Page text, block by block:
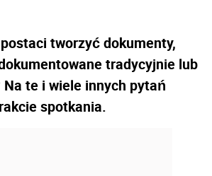
tworzyć dokumenty,
tradycyjnie lub
te i wiele innych pytań
spotkania.